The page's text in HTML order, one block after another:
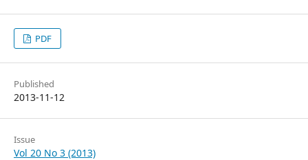
PDF
Published
2013-11-12
Issue
Vol 20 No 3 (2013)